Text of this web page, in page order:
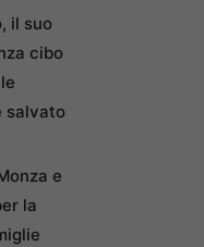
il suo
cibo
salvato
e
la